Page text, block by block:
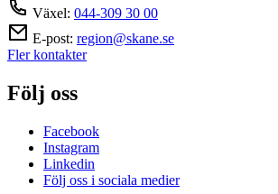
Växel: 044-309 30 00
E-post: region@skane.se
Fler kontakter
Följ oss
Facebook
Instagram
Linkedin
Följ oss i sociala medier